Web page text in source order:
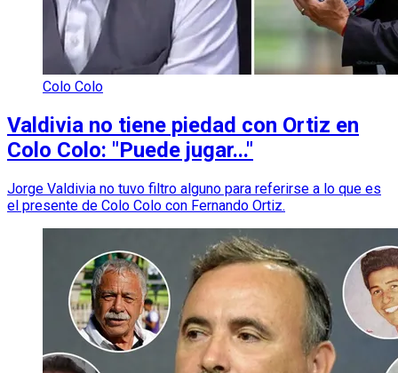
Colo Colo
Valdivia no tiene piedad con Ortiz en
Colo Colo: "Puede jugar..."
Jorge Valdivia no tuvo filtro alguno para referirse a lo que es
el presente de Colo Colo con Fernando Ortiz.